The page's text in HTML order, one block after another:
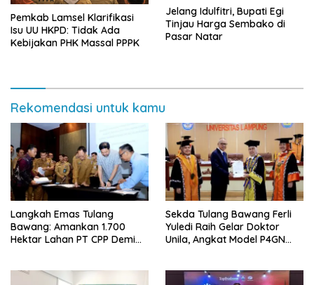
Pemkab Lamsel Klarifikasi
Isu UU HKPD: Tidak Ada
Kebijakan PHK Massal PPPK
Jelang Idulfitri, Bupati Egi
Tinjau Harga Sembako di
Pasar Natar
Rekomendasi untuk kamu
Langkah Emas Tulang
Bawang: Amankan 1.700
Hektar Lahan PT CPP Demi
Sekda Tulang Bawang Ferli
Yuledi Raih Gelar Doktor
Unila, Angkat Model P4GN